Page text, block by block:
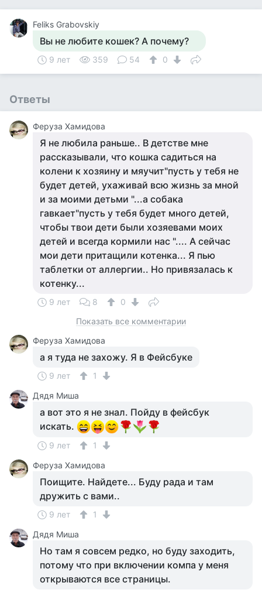
Feliks Grabovskiy
Вы не любите кошек? А почему?
9 лет 359 54 0
Ответы
Феруза Хамидова
Я не любила раньше.. В детстве мне
рассказывали, что кошка садиться на
колени к хозяину и мяучит"пусть у тебя не
будет детей, ухаживай всю жизнь за мной
и за моими детьми "...а собака
гавкает"пусть у тебя будет много детей,
чтобы твои дети были хозяевами моих
детей и всегда кормили нас ".... А сейчас
мои дети притащили котенка... Я пью
таблетки от аллергии.. Но привязалась к
котенку...
9 лет 8
0
Показать все комментарии
Феруза Хамидова
а я туда не захожу. Я в Фейсбуке
9 лет
1
Дядя Миша
а вот это я не знал. Пойду в фейсбук
искать.
9 лет
1
Феруза Хамидова
Поищите. Найдете... Буду рада и там
дружить с вами..
9 лет
1
Дядя Миша
Но там я совсем редко, но буду заходить,
потому что при включении компа у меня
открываются все страницы.